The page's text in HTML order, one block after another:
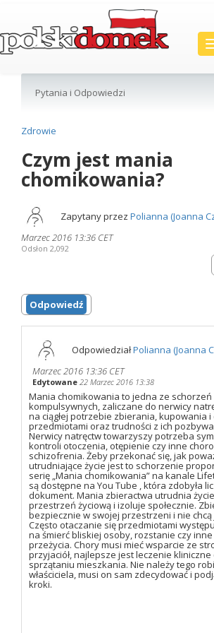
Pytania i Odpowiedzi
Zdrowie
Czym jest mania
chomikowania?
Zapytany przez Polianna (Joanna
Marzec 2016 13:36 CET
Odsłon 2,092
Odpowiedź
OdpowiedziałPolianna (Joanna
Marzec 2016 13:36 CET
Edytowane 22 Marzec 2016 13:38
Mania chomikowania to jedna ze
kompulsywnych, zaliczane do nerwicy
na ciągłej potrzebie zbierania, kupowania
przedmiotami oraz trudności z ich
Nerwicy natręctw towarzyszy potrzeba
kontroli otoczenia, otępienie czy inne
schizofrenia. Żeby przekonać się, jak
utrudniające życie jest to schorzenie
serię „Mania chomikowania” na kanale
są dostępne na You Tube , która zdobyła
dokument. Mania zbieractwa utrudnia
przestrzeń życiową i izoluje społecznie.
bezpiecznie w swojej przestrzeni i nie chcą
Często otaczanie się przedmiotami
na śmierć bliskiej osoby, rozstanie czy
przeżycia. Chory musi mieć wsparcie ze
przyjaciół, najlepsze jest leczenie
sprzątaniu mieszkania. Nie należy tego
właściciela, musi on sam zdecydować i
kroki.